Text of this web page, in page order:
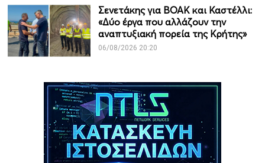
Σενετάκης για ΒΟΑΚ και Καστέλλι:
«Δύο έργα που αλλάζουν την
αναπτυξιακή πορεία της Κρήτης»
06/08/2026 20:20